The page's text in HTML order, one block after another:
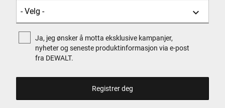
Ja, jeg ønsker å motta eksklusive kampanjer,
nyheter og seneste produktinformasjon via e-post
fra DEWALT.